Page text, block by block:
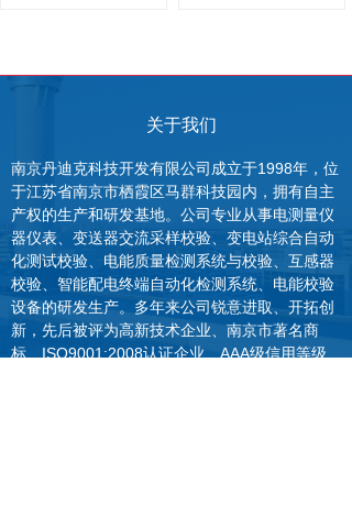
关于我们
南京丹迪克科技开发有限公司成立于1998年，位
于江苏省南京市栖霞区马群科技园内，拥有自主
产权的生产和研发基地。公司专业从事电测量仪
器仪表、变送器交流采样校验、变电站综合自动
化测试校验、电能质量检测系统与校验、互感器
校验、智能配电终端自动化检测系统、电能校验
设备的研发生产。多年来公司锐意进取、开拓创
新，先后被评为高新技术企业、南京市著名商
标、ISO9001:2008认证企业、AAA级信用等级